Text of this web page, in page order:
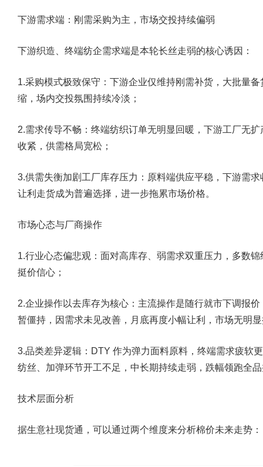
下游需求端：刚需采购为主，市场交投持续偏弱
下游织造、终端纺企需求端是本轮长丝走弱的核心诱因：
1.采购模式极致保守：下游企业仅维持刚需补货，大批量
缩，场内交投氛围持续冷淡；
2.需求传导不畅：终端纺织订单无明显回暖，下游工厂无
收紧，供需格局宽松；
3.供需失衡加剧工厂库存压力：原料端供应平稳，下游需
让利走货成为普遍选择，进一步拖累市场价格。
市场心态与厂商操作
1.行业心态偏悲观：面对高库存、弱需求双重压力，多数
挺价信心；
2.企业操作以去库存为核心：主流操作是随行就市下调报
暂僵持，因需求未见改善，月底再度小幅让利，市场无明
3.品类差异逻辑：DTY 作为弹力面料原料，终端需求疲软
纺丝、加弹环节开工不足，中长期持续走弱，跌幅领跑全
技术层面分析
据生意社现货通，可以通过两个维度来分析棉价未来走势：